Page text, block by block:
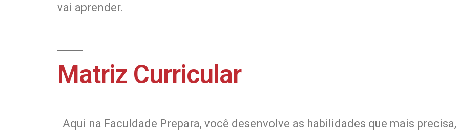
vai aprender.
Matriz Curricular
Aqui na Faculdade Prepara, você desenvolve as habilidades que mais